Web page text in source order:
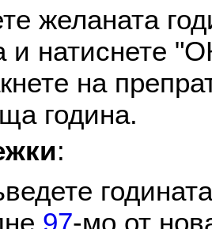
желаната
и натиснете
на
година.
:
97-мо от